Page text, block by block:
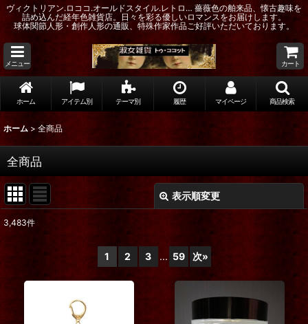
ヴィクトリアン.ロココ.オールドスタイル.レトロ… 薔薇色の舶来品、懐古趣味を
詰め込んだ経年色雑貨店。日々を彩る優しいロマンスをお届けします。
球体関節人形・創作人形の通販、特殊作家作品ご好評いただいております。
メニュー カート
ホーム アイテム別 テーマ別 履歴 マイページ 商品検索
ホーム > 全商品
全商品
表示順変更
:
3,483件
1 2 3 ... 59 次»